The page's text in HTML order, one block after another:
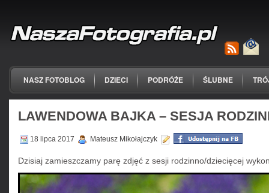
NASZ FOTOBLOG DZIECI PODRÓŻE ŚLUBNE
LAWENDOWA BAJKA – SESJA
18 lipca 2017 Mateusz Mikołajczyk
Dzisiaj zamieszczamy parę zdjęć z sesji rodzinno/dziecięcej